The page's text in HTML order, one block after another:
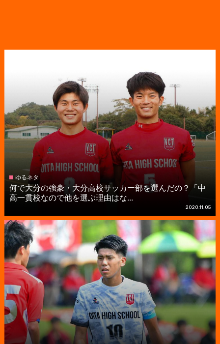
ゆるネタ
何で大分の強豪・大分高校サッカー部を選んだの？「中
高一貫校なので他を選ぶ理由はな...
2020.11.05